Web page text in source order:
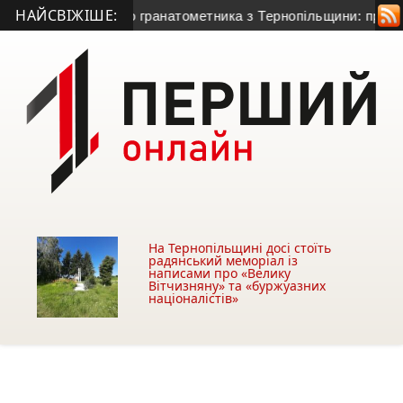
НАЙСВІЖІШЕ:
50-річного гранатометника з Тернопільщини: причина
На Тернопільщині досі стоїть
радянський меморіал із
написами про «Велику
Вітчизняну» та «буржуазних
націоналістів»